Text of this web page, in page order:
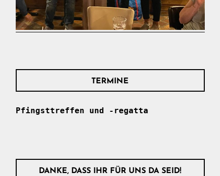
TERMINE
Pfingsttreffen und -regatta
DANKE, DASS IHR FÜR UNS DA SEID!